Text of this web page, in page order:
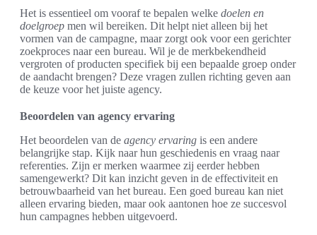
Het is essentieel om vooraf te bepalen welke doelen en
doelgroep men wil bereiken. Dit helpt niet alleen bij het
vormen van de campagne, maar zorgt ook voor een gerichter
zoekproces naar een bureau. Wil je de merkbekendheid
vergroten of producten specifiek bij een bepaalde groep onder
de aandacht brengen? Deze vragen zullen richting geven aan
de keuze voor het juiste agency.
Beoordelen van agency ervaring
Het beoordelen van de agency ervaring is een andere
belangrijke stap. Kijk naar hun geschiedenis en vraag naar
referenties. Zijn er merken waarmee zij eerder hebben
samengewerkt? Dit kan inzicht geven in de effectiviteit en
betrouwbaarheid van het bureau. Een goed bureau kan niet
alleen ervaring bieden, maar ook aantonen hoe ze succesvol
hun campagnes hebben uitgevoerd.